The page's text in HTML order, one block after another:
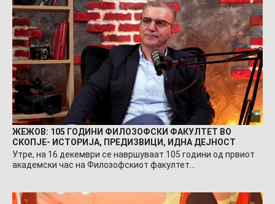
ЖЕЖОВ: 105 ГОДИНИ ФИЛОЗОФСКИ ФАКУЛТЕТ ВО
СКОПЈЕ- ИСТОРИЈА, ПРЕДИЗВИЦИ, ИДНА ДЕЈНОСТ
Утре, на 16 декември се навршуваат 105 години од првиот
академски час на Филозофскиот факултет…